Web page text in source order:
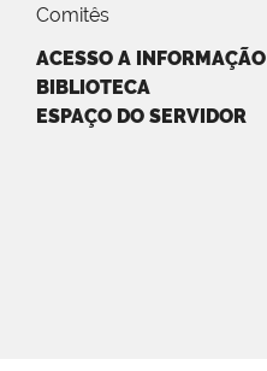
Comitês
ACESSO A INFORMAÇÃO
BIBLIOTECA
ESPAÇO DO SERVIDOR